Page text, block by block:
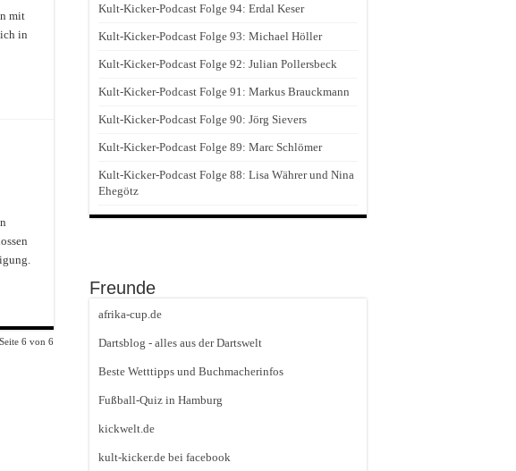
mit
in
Seite 6 von 6
Kult-Kicker-Podcast Folge 94: Erdal Keser
Kult-Kicker-Podcast Folge 93: Michael Höller
Kult-Kicker-Podcast Folge 92: Julian Pollersbeck
Kult-Kicker-Podcast Folge 91: Markus Brauckmann
Kult-Kicker-Podcast Folge 90: Jörg Sievers
Kult-Kicker-Podcast Folge 89: Marc Schlömer
Kult-Kicker-Podcast Folge 88: Lisa Währer und Nina
Ehegötz
Freunde
afrika-cup.de
Dartsblog - alles aus der Dartswelt
Beste Wetttipps und Buchmacherinfos
Fußball-Quiz in Hamburg
kickwelt.de
kult-kicker.de bei facebook